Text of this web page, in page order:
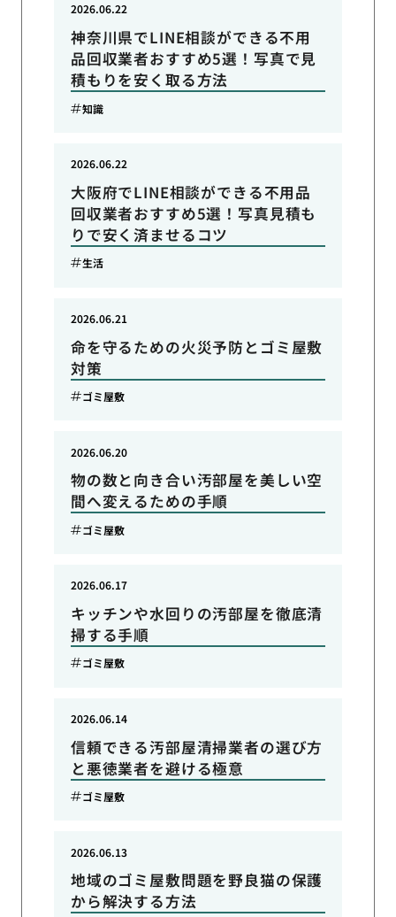
神奈川県でLINE相談ができる不用
品回収業者おすすめ5選！写真で見
積もりを安く取る方法
2026.06.22
知識
大阪府でLINE相談ができる不用品
回収業者おすすめ5選！写真見積も
りで安く済ませるコツ
2026.06.22
生活
命を守るための火災予防とゴミ屋敷
対策
2026.06.21
ゴミ屋敷
物の数と向き合い汚部屋を美しい空
間へ変えるための手順
2026.06.20
ゴミ屋敷
キッチンや水回りの汚部屋を徹底清
掃する手順
2026.06.17
ゴミ屋敷
信頼できる汚部屋清掃業者の選び方
と悪徳業者を避ける極意
2026.06.14
ゴミ屋敷
地域のゴミ屋敷問題を野良猫の保護
から解決する方法
2026.06.13